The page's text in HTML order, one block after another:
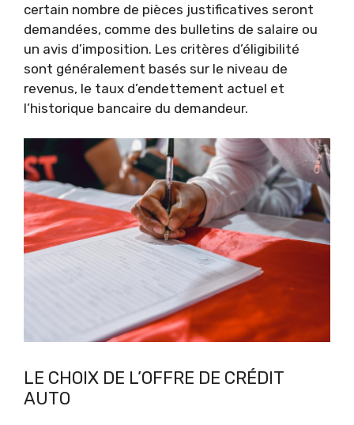
certain nombre de pièces justificatives seront
demandées, comme des bulletins de salaire ou
un avis d’imposition. Les critères d’éligibilité
sont généralement basés sur le niveau de
revenus, le taux d’endettement actuel et
l’historique bancaire du demandeur.
LE CHOIX DE L’OFFRE DE CRÉDIT
AUTO